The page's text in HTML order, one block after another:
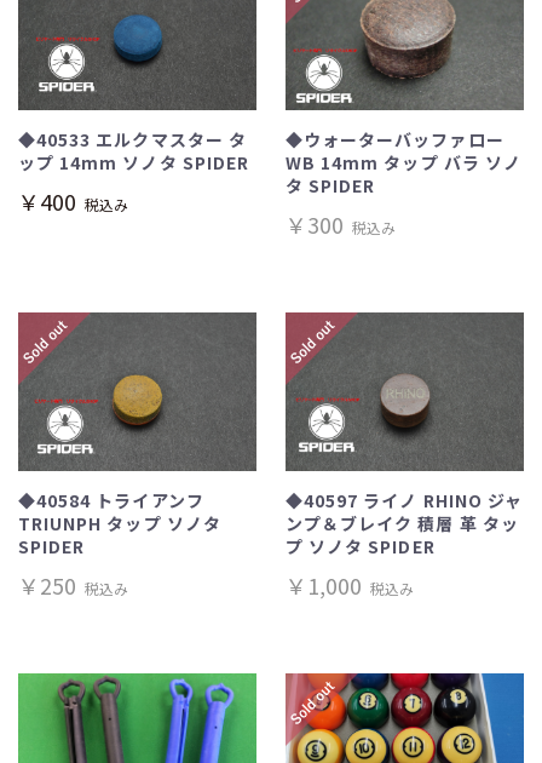
◆40533 エルクマスター タ
ップ 14mm ソノタ SPIDER
￥400 税込み
◆ウォーターバッファロー
WB 14mm タップ バラ ソノ
タ SPIDER
￥300 税込み
◆40584 トライアンフ
TRIUNPH タップ ソノタ
SPIDER
￥250 税込み
◆40597 ライノ RHINO ジャ
ンプ＆ブレイク 積層 革 タッ
プ ソノタ SPIDER
￥1,000 税込み